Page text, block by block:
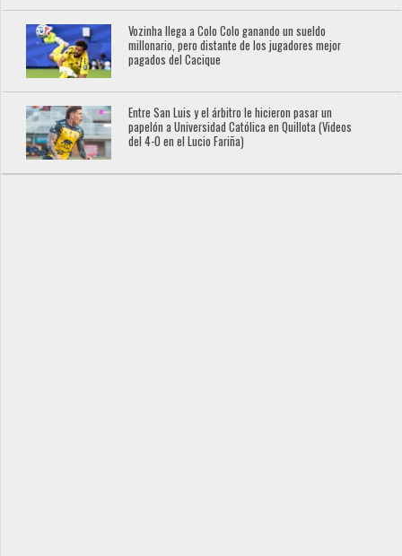
Vozinha llega a Colo Colo ganando un sueldo
millonario, pero distante de los jugadores mejor
pagados del Cacique
Entre San Luis y el árbitro le hicieron pasar un
papelón a Universidad Católica en Quillota (Videos
del 4-0 en el Lucio Fariña)